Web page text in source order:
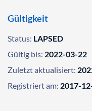
Gültigkeit
Status: LAPSED
Gültig bis: 2022-03-22
Zuletzt aktualisiert:
Registriert am: 2017-